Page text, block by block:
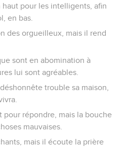
pour les intelligents, afin
en bas.
des orgueilleux, mais il rend
sont en abomination à
lui sont agréables.
trouble sa maison,
pour répondre, mais la bouche
mauvaises.
mais il écoute la prière